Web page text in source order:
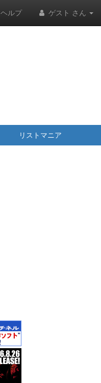
ヘルプ ゲスト さん
リストマニア